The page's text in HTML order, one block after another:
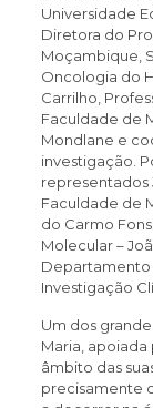
Universidade
Diretora do
Moçambique,
Oncologia do
Carrilho,
Faculdade de
Mondlane e
investigação.
representados
Faculdade de
do Carmo
Molecular –
Departamento
Investigação
Um dos
Maria,
âmbito das
precisamente